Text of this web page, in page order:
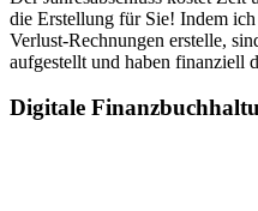
die Erstellung für Sie! Indem
Verlust-Rechnungen erstelle,
aufgestellt und haben finanziell
Digitale